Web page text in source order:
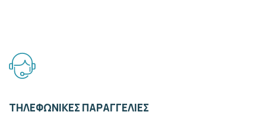
ΤΗΛΕΦΩΝΙΚΈΣ ΠΑΡΑΓΓΕΛΊΕΣ